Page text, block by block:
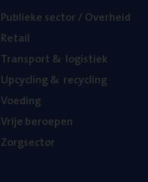
Publie­ke sec­tor / Overheid
Retail
Trans­port& logistiek
Upcy­cling& recycling
Voe­ding
Vrije beroe­pen
Zorg­sec­tor